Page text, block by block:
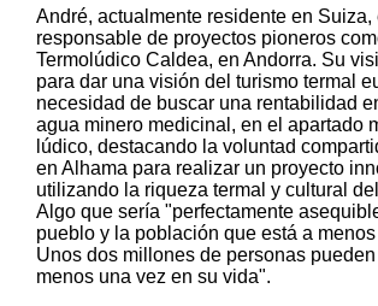
André, actualmente residente en Suiza,
responsable de proyectos pioneros
Termolúdico Caldea, en Andorra. Su
para dar una visión del turismo termal
necesidad de buscar una rentabilidad
agua minero medicinal, en el apartado
lúdico, destacando la voluntad
en Alhama para realizar un proyecto
utilizando la riqueza termal y cultural
Algo que sería "perfectamente
pueblo y la población que está a
Unos dos millones de personas pueden
menos una vez en su vida".